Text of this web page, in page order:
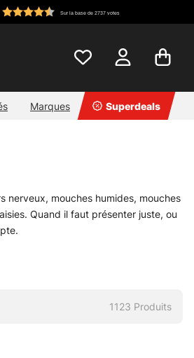
Sur la base de 2737 votes
Marques Superdeals
nerveux, mouches humides, mouches
Quand il faut présenter juste, ou
Pour un débutant, ça rassure.
1123 Produits